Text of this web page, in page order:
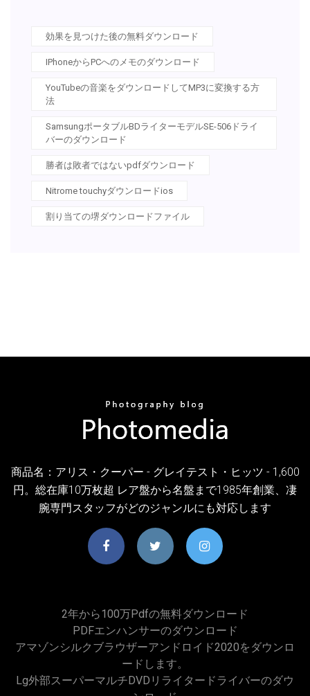
効果を見つけた後の無料ダウンロード
IPhoneからPCへのメモのダウンロード
YouTubeの音楽をダウンロードしてMP3に変換する方
法
SamsungポータブルBDライターモデルSE​​-506ドライ
バーのダウンロード
勝者は敗者ではないpdfダウンロード
Nitrome touchyダウンロードios
割り当ての堺ダウンロードファイル
商品名：アリス・クーパー - グレイテスト・ヒッツ - 1,600
円。総在庫10万枚超 レア盤から名盤まで1985年創業、凄
腕専門スタッフがどのジャンルにも対応します
2年から100万pdfの無料ダウンロード
PDFエンハンサーのダウンロード
アマゾンシルクブラウザーアンドロイド2020をダウンロ
ードします。
Lg外部スーパーマルチDVDリライタードライバーのダウ